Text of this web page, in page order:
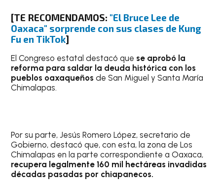
[TE RECOMENDAMOS: "El Bruce Lee de
Oaxaca" sorprende con sus clases de Kung
Fu en TikTok]
El Congreso estatal destacó que se aprobó la
reforma para saldar la deuda histórica con los
pueblos oaxaqueños de San Miguel y Santa María
Chimalapas.
Por su parte, Jesús Romero López, secretario de
Gobierno, destacó que, con esta, la zona de Los
Chimalapas en la parte correspondiente a Oaxaca,
recupera legalmente 160 mil hectáreas invadidas
décadas pasadas por chiapanecos.